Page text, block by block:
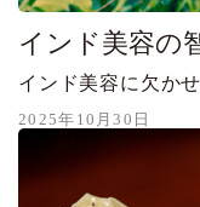
インド美容の
インド美容に欠か
2025年10月30日